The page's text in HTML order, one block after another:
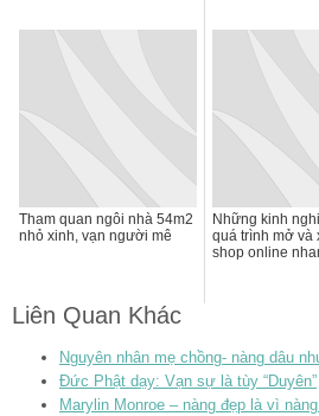
Tham quan ngôi nhà 54m2
nhỏ xinh, vạn người mê
Những kinh
quá trình mở và
shop online
Liên Quan Khác
Nguyên nhân mẹ chồng- nàng dâu
Đức Phật dạy: Vạn sự là tùy “Duyên”
Marylin Monroe – nàng đẹp là vì